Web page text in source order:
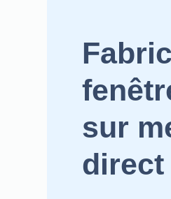
sur
direct